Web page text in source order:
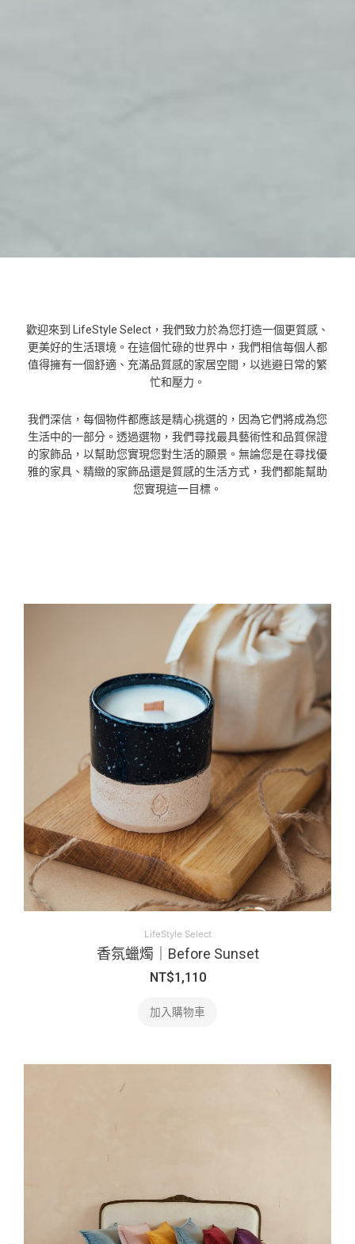
歡迎來到 LifeStyle Select，我們致力於為您打造一個更質感、
更美好的生活環境。在這個忙碌的世界中，我們相信每個人都
值得擁有一個舒適、充滿品質感的家居空間，以逃避日常的繁
忙和壓力。
我們深信，每個物件都應該是精心挑選的，因為它們將成為您
生活中的一部分。透過選物，我們尋找最具藝術性和品質保證
的家飾品，以幫助您實現您對生活的願景。無論您是在尋找優
雅的家具、精緻的家飾品還是質感的生活方式，我們都能幫助
您實現這一目標。
LifeStyle Select
香氛蠟燭｜Before Sunset
NT$1,110
加入購物車